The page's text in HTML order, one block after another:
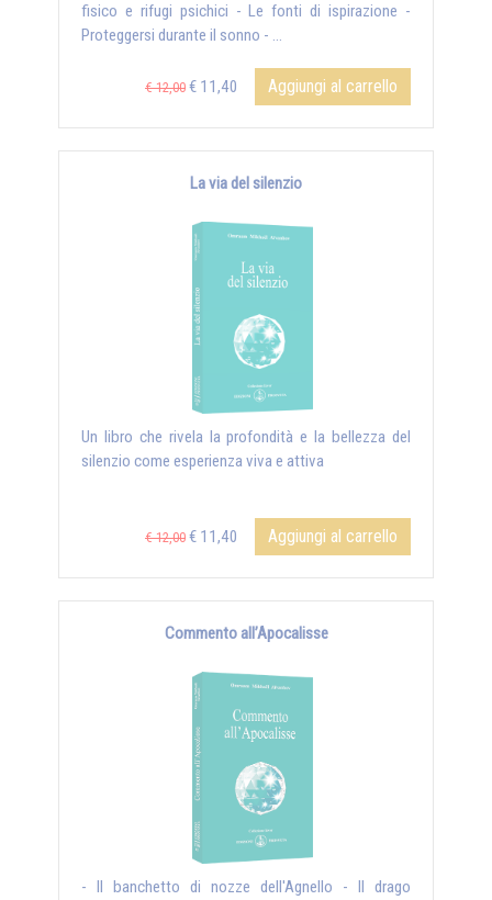
fisico e rifugi psichici - Le fonti di ispirazione -
Proteggersi durante il sonno - ...
€ 12,00 € 11,40 Aggiungi al carrello
La via del silenzio
Un libro che rivela la profondità e la bellezza del
silenzio come esperienza viva e attiva
€ 12,00 € 11,40 Aggiungi al carrello
Commento all’Apocalisse
- Il banchetto di nozze dell'Agnello - Il drago